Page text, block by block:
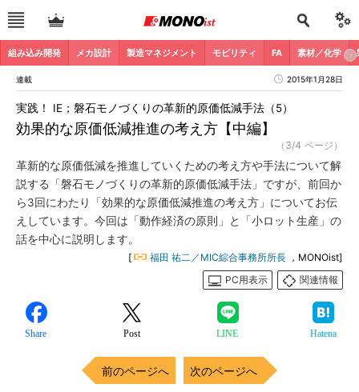
組み込み開発 メカ設計 製造マネジメント モビリティ FA 素材／化学
連載 2015年1月28日
効果的な原価低減推進の考え方【中編】
実践！ IE；磐石モノづくりの革新的原価低減手法（5）
（3/4 ページ）
革新的な原価低減を推進していくための考え方や手法について解
説する「磐石モノづくりの革新的原価低減手法」ですが、前回か
ら3回にわたり「効果的な原価低減推進の考え方」についてお伝
えしています。今回は「動作経済の原則」と「小ロット生産」の
話を中心に説明します。
[ 福田 祐二／MIC綜合事務所所長 ，MONOist]
PC用表示
関連情報
Share Post LINE Hatena
前のページへ 次のページへ